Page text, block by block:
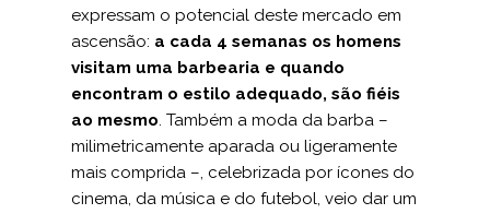
expressam o poten­cial deste mercado em
ascensão: a cada 4 semanas os homens
visitam uma barbearia e quando
encontram o estilo adequado, são fiéis
ao mesmo. Também a moda da barba –
milimetricamente aparada ou ligeramente
mais comprida –, celebrizada por ícones do
cinema, da música e do futebol, veio dar um